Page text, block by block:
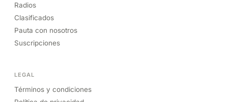
Radios
Clasificados
Pauta con nosotros
Suscripciones
LEGAL
Términos y condiciones